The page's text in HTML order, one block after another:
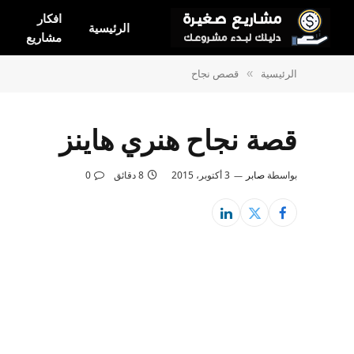
الرئيسية
افكار
مشاريع
الرئيسية » قصص نجاح
قصة نجاح هنري هاينز
بواسطة صابر 3 أكتوبر، 2015 8 دقائق 0